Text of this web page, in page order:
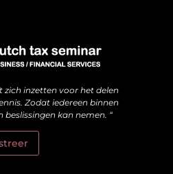
zich inzetten voor het delen
Zodat iedereen binnen
kan nemen. “